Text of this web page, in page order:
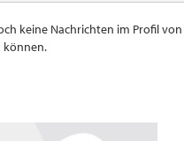
keine Nachrichten im Profil
können.